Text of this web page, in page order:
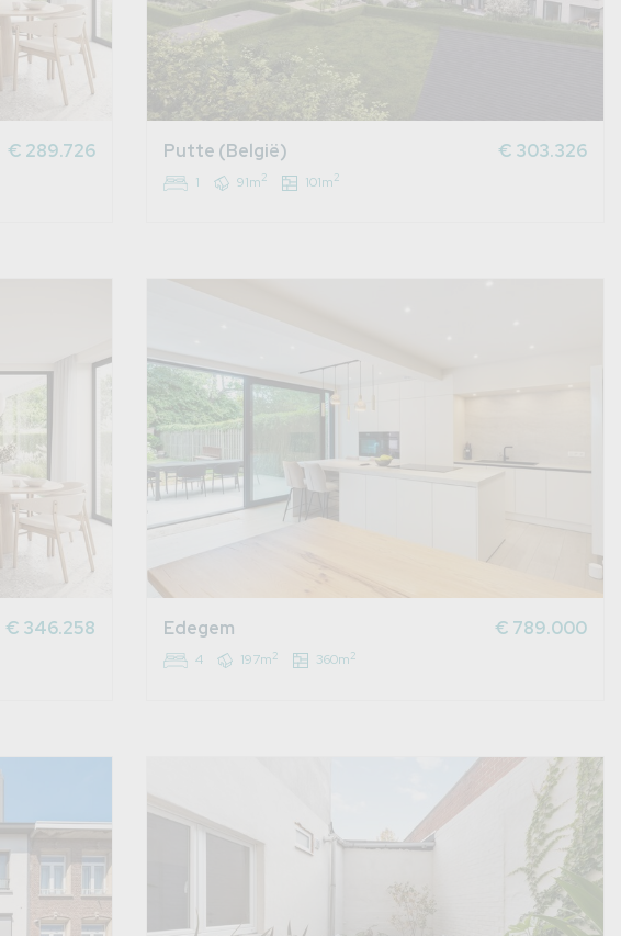
€ 289.726 Putte (België) € 303.326
1 91m2 101m2
€ 346.258 Edegem € 789.000
4 197m2 360m2